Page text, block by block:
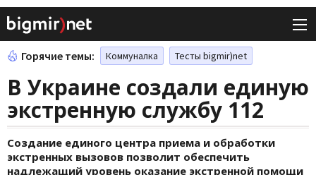
Горячие темы: Коммуналка Тесты bigmir)net
В Украине создали единую
экстренную службу 112
Создание единого центра приема и обработки
экстренных вызовов позволит обеспечить
надлежащий уровень оказание экстренной помощи